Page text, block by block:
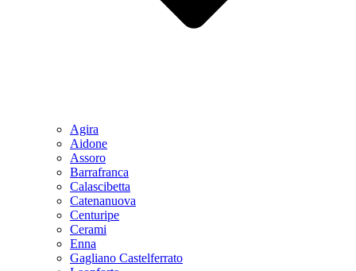
Agira
Aidone
Assoro
Barrafranca
Calascibetta
Catenanuova
Centuripe
Cerami
Enna
Gagliano Castelferrato